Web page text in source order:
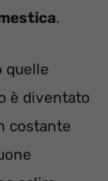
.
quelle
è diventato
costante